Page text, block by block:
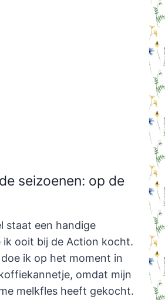
seizoenen: op de
staat een handige
ik ooit bij de Action kocht.
ik op het moment in
omdat mijn
melkfles heeft gekocht.